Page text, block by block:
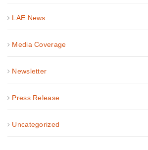
LAE News
Media Coverage
Newsletter
Press Release
Uncategorized